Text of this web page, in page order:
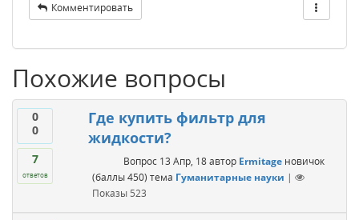
Комментировать
Похожие вопросы
0
0
7
ответов
Где купить фильтр для
жидкости?
Вопрос 13 Апр, 18 автор Ermitage новичок
(баллы450) тема Гуманитарные науки |
Показы 523